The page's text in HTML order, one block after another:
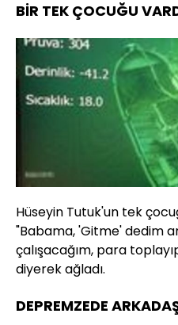
BİR TEK ÇOCUĞU
Hüseyin Tutuk'un tek
"Babama, 'Gitme' dedim
çalışacağım, para
diyerek ağladı.
DEPREMZEDE